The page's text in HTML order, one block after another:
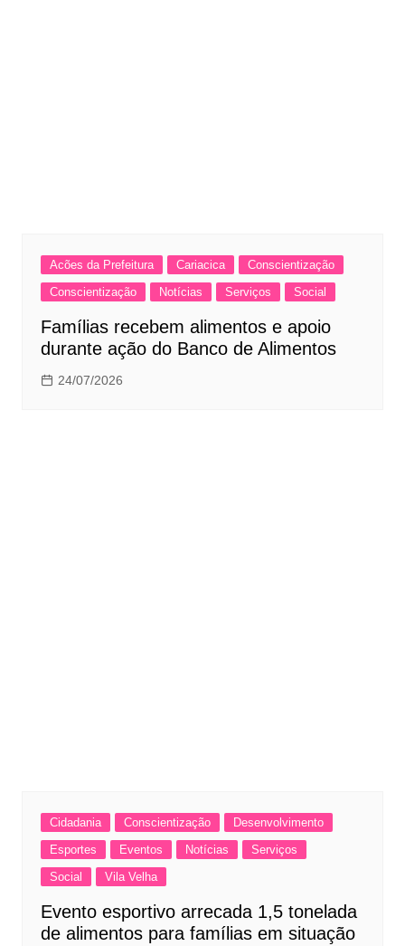
Acões da Prefeitura Cariacica
Conscientização
Conscientização
Notícias Serviços Social
Famílias recebem alimentos e apoio
durante ação do Banco de Alimentos
24/07/2026
Cidadania Conscientização
Desenvolvimento
Esportes
Eventos Notícias
Serviços
Social
Vila Velha
Evento esportivo arrecada 1,5 tonelada
de alimentos para famílias em situação